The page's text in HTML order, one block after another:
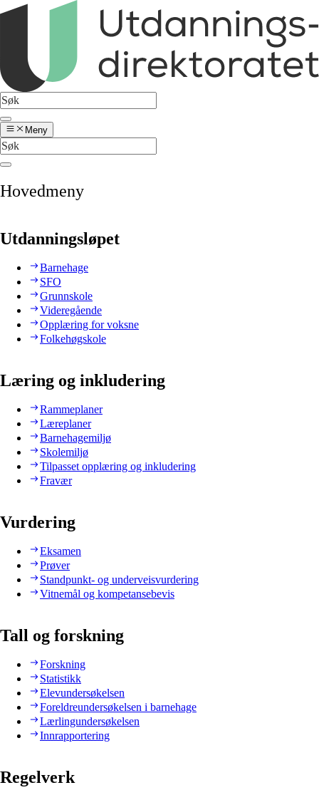
Meny
Hovedmeny
Utdanningsløpet
Barnehage
SFO
Grunnskole
Videregående
Opplæring for voksne
Folkehøgskole
Læring og inkludering
Rammeplaner
Læreplaner
Barnehagemiljø
Skolemiljø
Tilpasset opplæring og inkludering
Fravær
Vurdering
Eksamen
Prøver
Standpunkt- og underveisvurdering
Vitnemål og kompetansebevis
Tall og forskning
Forskning
Statistikk
Elevundersøkelsen
Foreldreundersøkelsen i barnehage
Lærlingundersøkelsen
Innrapportering
Regelverk